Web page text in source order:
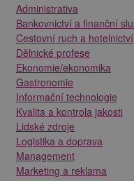
Administrativa
Bankovnictví a finanční
Cestovní ruch a hotelnictví
Dělnické profese
Ekonomie/ekonomika
Gastronomie
Informační technologie
Kvalita a kontrola jakosti
Lidské zdroje
Logistika a doprava
Management
Marketing a reklama